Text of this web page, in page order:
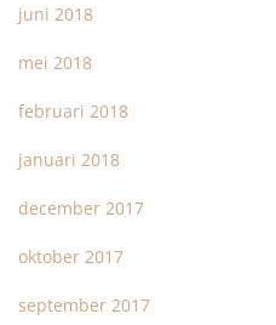
juni 2018
mei 2018
februari 2018
januari 2018
december 2017
oktober 2017
september 2017